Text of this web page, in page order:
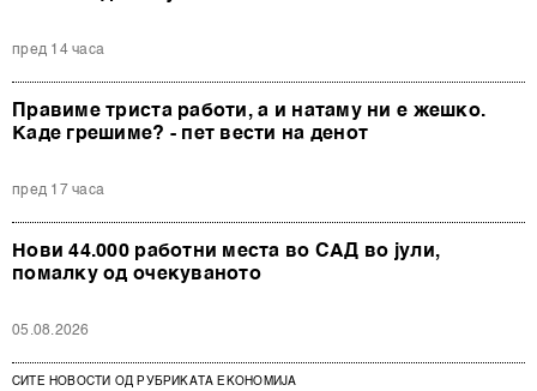
пред 14 часа
Правиме триста работи, а и натаму ни е жешко.
Каде грешиме? - пет вести на денот
пред 17 часа
Нови 44.000 работни места во САД во јули,
помалку од очекуваното
05.08.2026
СИТЕ НОВОСТИ ОД РУБРИКАТА ЕКОНОМИЈА